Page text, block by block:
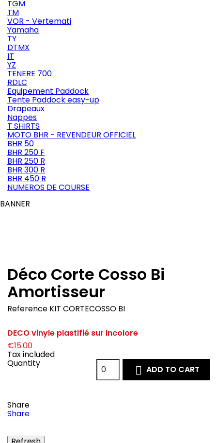
TGM
TM
VOR - Vertemati
Yamaha
TY
DTMX
IT
YZ
TENERE 700
RDLC
Equipement Paddock
Tente Paddock easy-up
Drapeaux
Nappes
T SHIRTS
MOTO BHR - REVENDEUR OFFICIEL
BHR 50
BHR 250 F
BHR 250 R
BHR 300 R
BHR 450 R
NUMEROS DE COURSE
BANNER
Déco Corte Cosso Bi
Amortisseur
Reference KIT CORTECOSSO BI
DECO vinyle plastifié sur incolore
€15.00
Tax included
Quantity
 ADD TO CART
Share
Share